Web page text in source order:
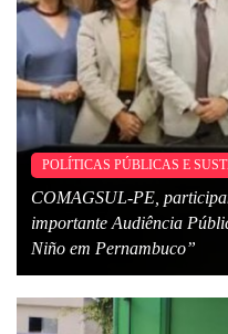
POLÍTICAS PÚBLICAS E
COMAGSUL-PE,
importante Audiência
Niño em Pernambuco”